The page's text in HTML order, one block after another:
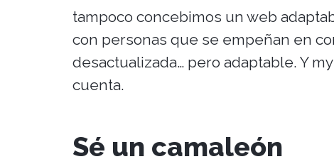
tampoco concebimos un web
con personas que se empeñan en
desactualizada… pero adaptable. Y
cuenta.
Sé un camaleón